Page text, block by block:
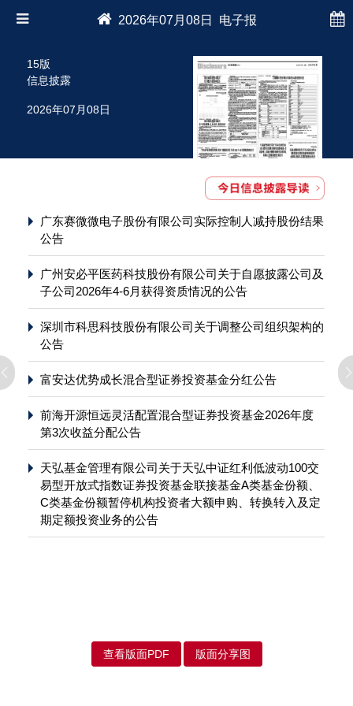
2026年07月08日 电子报
15版
信息披露
2026年07月08日
广东赛微微电子股份有限公司实际控制人减持股份结果
公告
广州安必平医药科技股份有限公司关于自愿披露公司及
子公司2026年4-6月获得资质情况的公告
深圳市科思科技股份有限公司关于调整公司组织架构的
公告
富安达优势成长混合型证券投资基金分红公告
前海开源恒远灵活配置混合型证券投资基金2026年度
第3次收益分配公告
天弘基金管理有限公司关于天弘中证红利低波动100交
易型开放式指数证券投资基金联接基金A类基金份额、
C类基金份额暂停机构投资者大额申购、转换转入及定
期定额投资业务的公告
查看版面PDF 版面分享图